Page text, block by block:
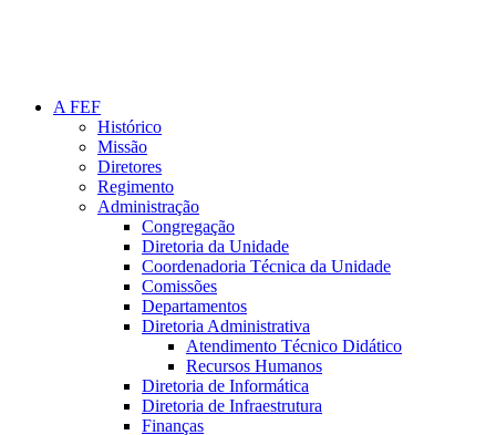
A FEF
Histórico
Missão
Diretores
Regimento
Administração
Congregação
Diretoria da Unidade
Coordenadoria Técnica da Unidade
Comissões
Departamentos
Diretoria Administrativa
Atendimento Técnico Didático
Recursos Humanos
Diretoria de Informática
Diretoria de Infraestrutura
Finanças